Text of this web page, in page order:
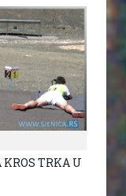
TRKA U